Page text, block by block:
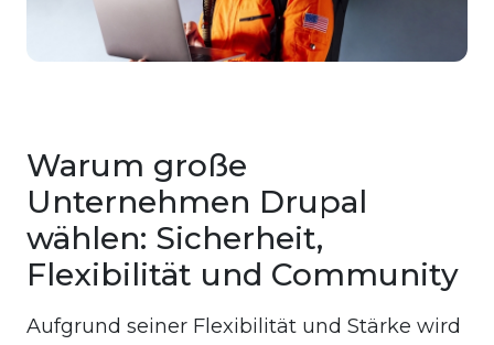
Warum große
Unternehmen Drupal
wählen: Sicherheit,
Flexibilität und Community
Aufgrund seiner Flexibilität und Stärke wird